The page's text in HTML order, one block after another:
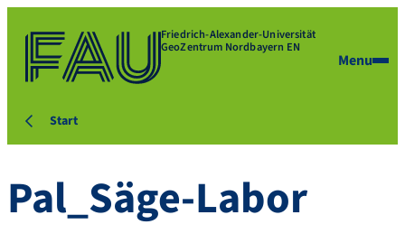
Friedrich-Alexander-Universität
GeoZentrum Nordbayern EN
Menu
Start
Pal_Säge-Labor